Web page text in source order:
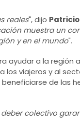
reales", dijo
muestra un
y en el mundo".
ayudar a la región
viajeros y al
de las
colectivo